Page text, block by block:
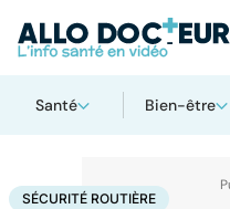
Santé Bien-être
AccueilSantéSécurité routière
SÉCURITÉ ROUTIÈRE